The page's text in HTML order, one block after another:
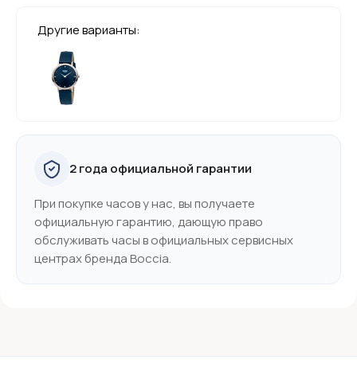
Другие варианты:
2 года официальной гарантии
При покупке часов у нас, вы получаете
официальную гарантию, дающую право
обслуживать часы в официальных сервисных
центрах бренда Boccia.